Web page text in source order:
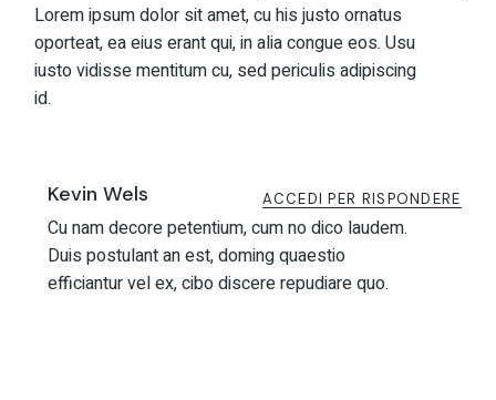
Lorem ipsum dolor sit amet, cu his justo ornatus
oporteat, ea eius erant qui, in alia congue eos. Usu
iusto vidisse mentitum cu, sed periculis adipiscing
id.
Kevin Wels
Cu nam decore petentium, cum no dico laudem.
Duis postulant an est, doming quaestio
efficiantur vel ex, cibo discere repudiare quo.
ACCEDI PER RISPONDERE